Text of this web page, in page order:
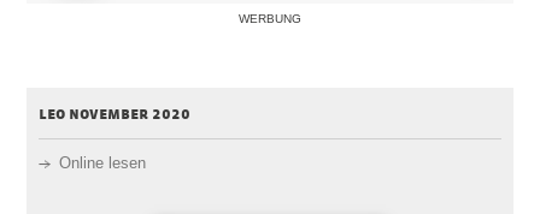
WERBUNG
leo november 2020
Online lesen